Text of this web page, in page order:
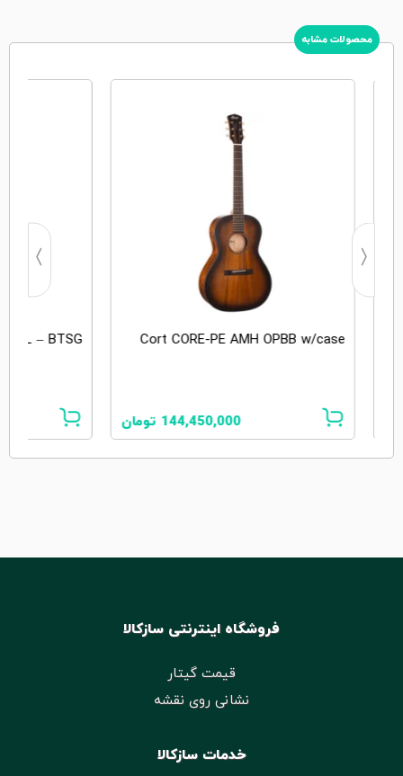
محصولات مشابه
Cort CORE-PE AMH OPBB w/case
144,450,000 تومان
– BTSG
فروشگاه اینترنتی سازکالا
قیمت گیتار
نشانی روی نقشه
خدمات سازکالا